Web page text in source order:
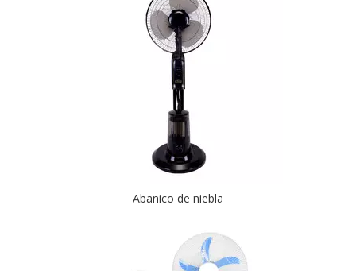
Abanico de niebla